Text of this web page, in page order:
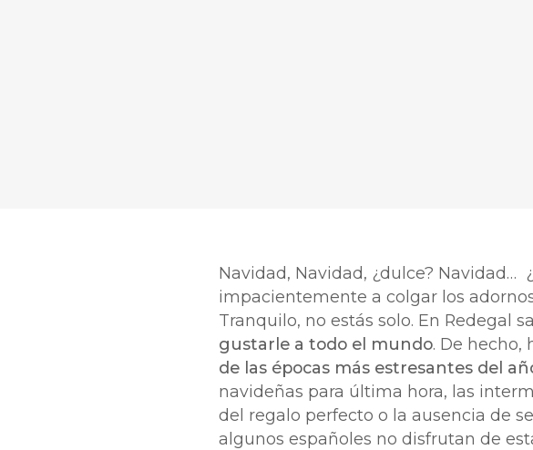
Navidad, Navidad, ¿dulce? Navidad…
impacientemente a colgar los
Tranquilo, no estás solo. En Redegal
gustarle a todo el mundo. De hecho,
de las épocas más estresantes del
navideñas para última hora, las
del regalo perfecto o la ausencia de
algunos españoles no disfrutan de